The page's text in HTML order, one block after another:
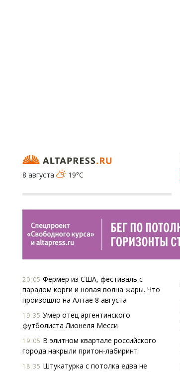
8 августа
19°C
20:05 Фермер из США, фестиваль с
парадом корги и новая волна жары. Что
произошло на Алтае 8 августа
19:35 Умер отец аргентинского
футболиста Лионеля Месси
19:05 В элитном квартале российского
города накрыли притон-лабиринт
18:35 Штукатурка с потолка едва не